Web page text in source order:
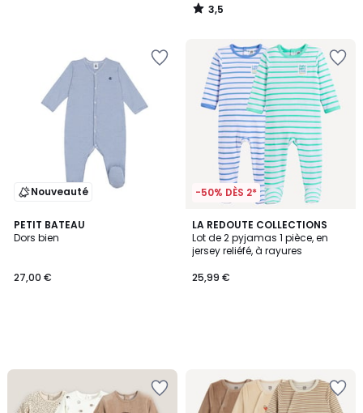
3,5
/
Nouveauté
PETIT BATEAU
Dors bien
27,00 €
-50% DÈS 2*
LA REDOUTE COLLECTIONS
Lot de 2 pyjamas 1 pièce, en
jersey reliéfé, à rayures
25,99 €